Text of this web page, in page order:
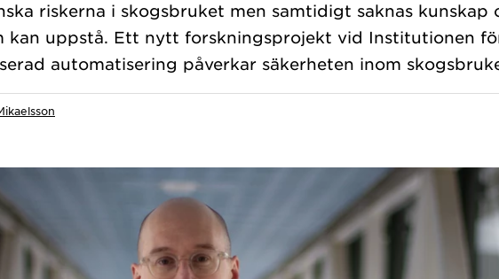
riskerna i skogsbruket men samtidigt saknas kunskap
kan uppstå. Ett nytt forskningsprojekt vid Institutionen